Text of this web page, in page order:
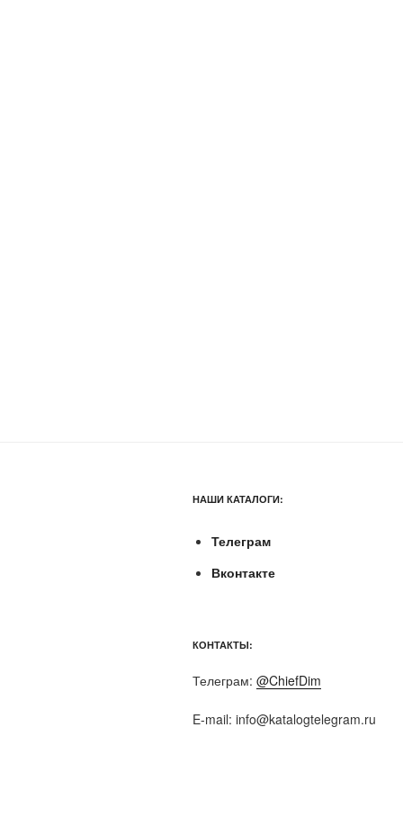
НАШИ КАТАЛОГИ:
Телеграм
Вконтакте
КОНТАКТЫ:
Телеграм: @ChiefDim
E-mail: info@katalogtelegram.ru